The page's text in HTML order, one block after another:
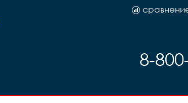
красный, код 45602
8-